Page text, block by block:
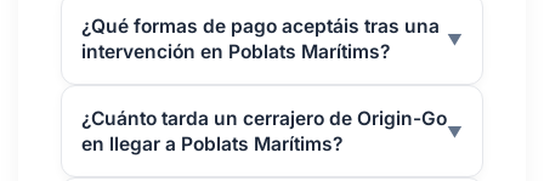
¿Qué formas de pago aceptáis tras una
intervención en Poblats Marítims?
▼
¿Cuánto tarda un cerrajero de Origin-Go
en llegar a Poblats Marítims?
▼